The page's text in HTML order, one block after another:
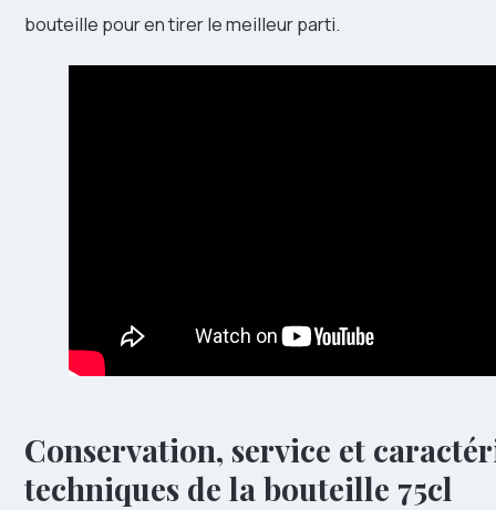
bouteille pour en tirer le meilleur parti.
Conservation, service et
techniques de la bouteille 75cl